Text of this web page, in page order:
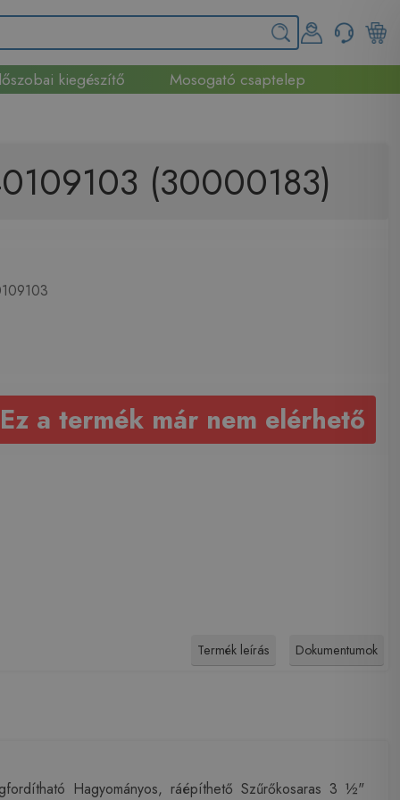
kiegészítő
Mosogató csaptelep
(30000183)
Ez a termék már nem elérhető
Termék leírás Dokumentumok
Hagyományos, ráépíthető Szűrőkosaras 3 ½"